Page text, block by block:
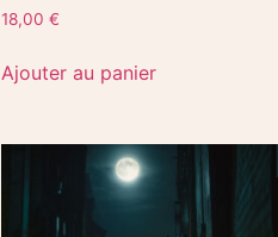
18,00 €
Ajouter au panier